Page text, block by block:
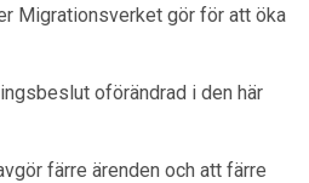
Migrationsverket gör för att öka
oförändrad i den här
färre ärenden och att färre